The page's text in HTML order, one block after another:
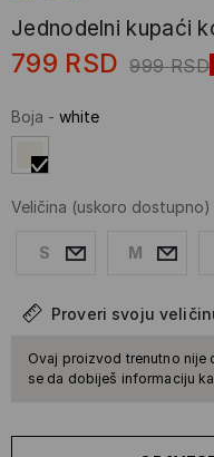
Jednodelni kupaći
799 RSD 999 RSD
Boja - white
Veličina (uskoro dostupno)
S M
Proveri svoju
Ovaj proizvod trenutno nije
se da dobiješ informaciju